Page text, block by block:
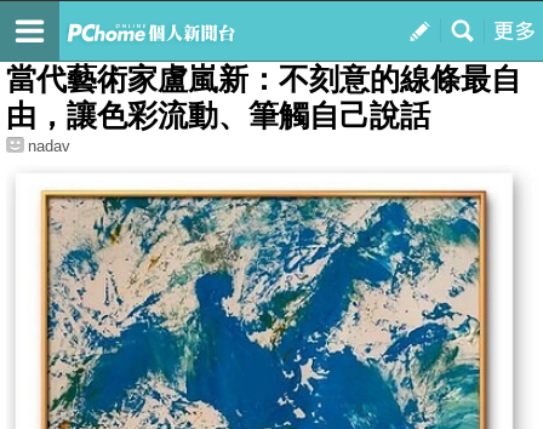
我的
最新文章
當代藝術家盧嵐新：不刻意的線條最自
由，讓色彩流動、筆觸自己說話
nadav